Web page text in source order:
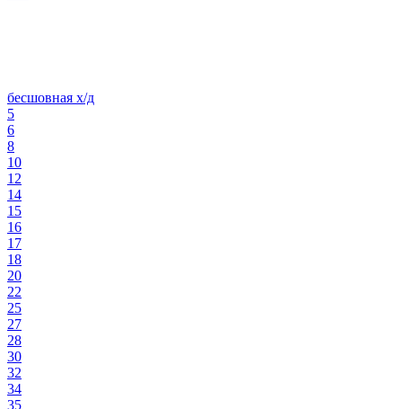
бесшовная х/д
5
6
8
10
12
14
15
16
17
18
20
22
25
27
28
30
32
34
35